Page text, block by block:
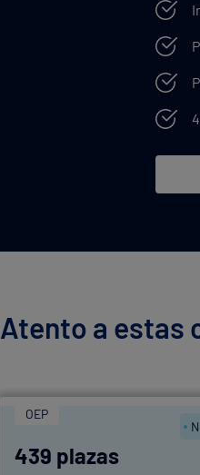
Atento a estas
OEP
439 plazas